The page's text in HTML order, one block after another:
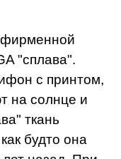
фирменной
"сплава".
с принтом,
на солнце и
ткань
будто она